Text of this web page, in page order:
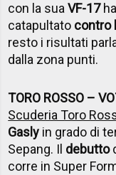
con la suaVF-17
catapultato contro
resto i risultati
dalla zona punti.
TORO ROSSO –
Scuderia Toro
Gasly in grado di
Sepang. Il debutto
corre in Super